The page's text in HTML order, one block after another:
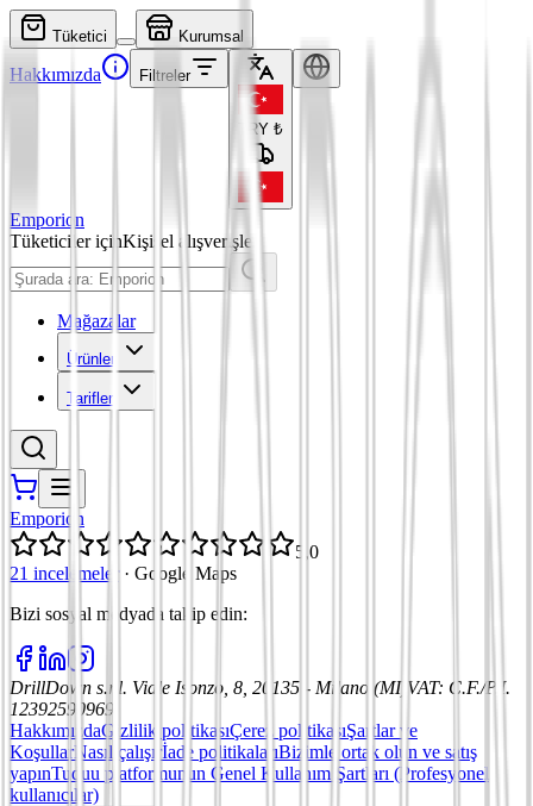
Tüketici Kurumsal
Hakkımızda Filtreler
TRY ₺
Emporion
Tüketiciler içinKişisel alışverişler
Mağazalar
Ürünler
Tarifler
Emporion
5,0
21 incelemeler
· Google Maps
Bizi sosyal medyada takip edin:
DrillDown s.r.l. Viale Isonzo, 8, 20135 - Milano (MI) VAT: C.F./P.I.
12392590969
HakkımızdaGizlilik politikasıÇerez politikasıŞartlar ve
KoşullarNasıl çalışırİade politikalarıBizimle ortak olun ve satış
yapınTuduu platformunun Genel Kullanım Şartları (Profesyonel
kullanıcılar)